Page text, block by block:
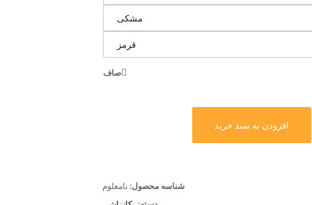
مشکی
قرمز
صاف
افزودن به سبد خرید
شناسه محصول: نامعلوم